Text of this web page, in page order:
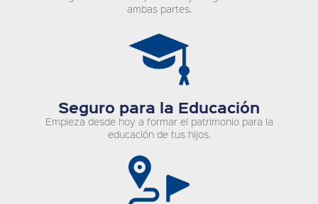
ambas partes.
Seguro para la Educación
Empieza desde hoy a formar el patrimonio para la
educación de tus hijos.